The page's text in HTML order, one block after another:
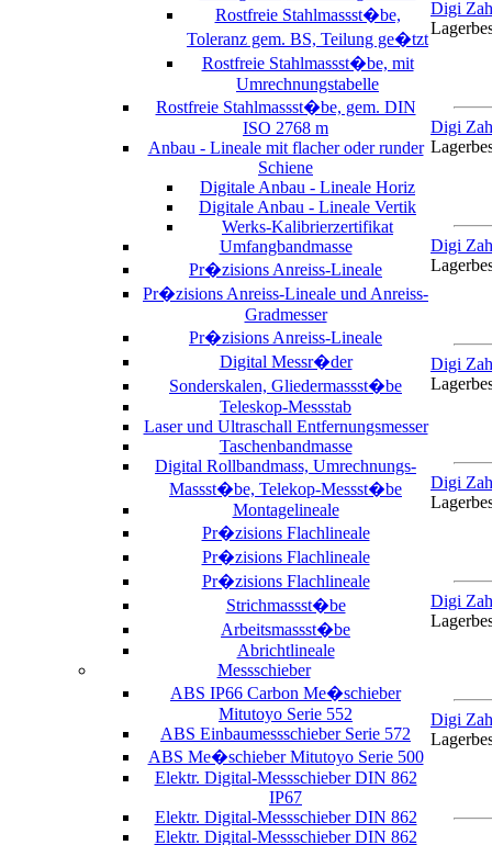
Rostfreie Stahlmassst�be,
Toleranz gem. BS, Teilung ge�tzt
Rostfreie Stahlmassst�be, mit
Umrechnungstabelle
Rostfreie Stahlmassst�be, gem. DIN
ISO 2768 m
Anbau - Lineale mit flacher oder runder
Schiene
Digitale Anbau - Lineale Horiz
Digitale Anbau - Lineale Vertik
Werks-Kalibrierzertifikat
Umfangbandmasse
Pr�zisions Anreiss-Lineale
Pr�zisions Anreiss-Lineale und Anreiss-
Gradmesser
Pr�zisions Anreiss-Lineale
Digital Messr�der
Sonderskalen, Gliedermassst�be
Teleskop-Messstab
Laser und Ultraschall Entfernungsmesser
Taschenbandmasse
Digital Rollbandmass, Umrechnungs-
Massst�be, Telekop-Messst�be
Montagelineale
Pr�zisions Flachlineale
Pr�zisions Flachlineale
Pr�zisions Flachlineale
Strichmassst�be
Arbeitsmassst�be
Abrichtlineale
Messschieber
ABS IP66 Carbon Me�schieber
Mitutoyo Serie 552
ABS Einbaumessschieber Serie 572
ABS Me�schieber Mitutoyo Serie 500
Elektr. Digital-Messschieber DIN 862
IP67
Elektr. Digital-Messschieber DIN 862
Elektr. Digital-Messschieber DIN 862
Digi
Digi
Digi
Digi
Digi
Digi
Digi